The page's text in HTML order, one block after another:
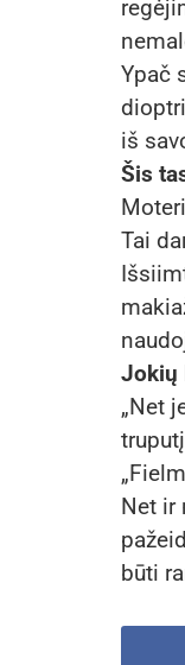
Ypač
iš
Šis
Tai
Jokių
„Net
Net ir
būti